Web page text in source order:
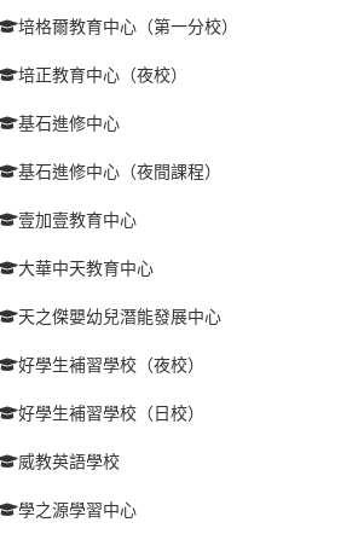
培格爾教育中心（第一分校）
培正教育中心（夜校）
基石進修中心
基石進修中心（夜間課程）
壹加壹教育中心
大華中天教育中心
天之傑嬰幼兒潛能發展中心
好學生補習學校（夜校）
好學生補習學校（日校）
威教英語學校
學之源學習中心